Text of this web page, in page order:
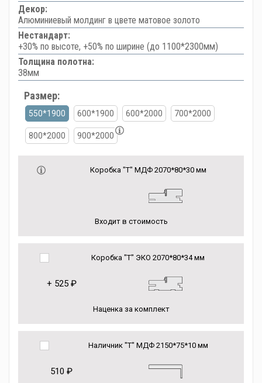
Декор:
Алюминиевый молдинг в цвете матовое золото
Нестандарт:
+30% по высоте, +50% по ширине (до 1100*2300мм)
Толщина полотна:
38мм
Размер:
550*1900 600*1900 600*2000 700*2000
800*2000 900*2000
Коробка "Т" МДФ 2070*80*30 мм
Входит в стоимость
Коробка "Т" ЭКО 2070*80*34 мм
+ 525 ₽
Наценка за комплект
Наличник "Т" МДФ 2150*75*10 мм
510 ₽